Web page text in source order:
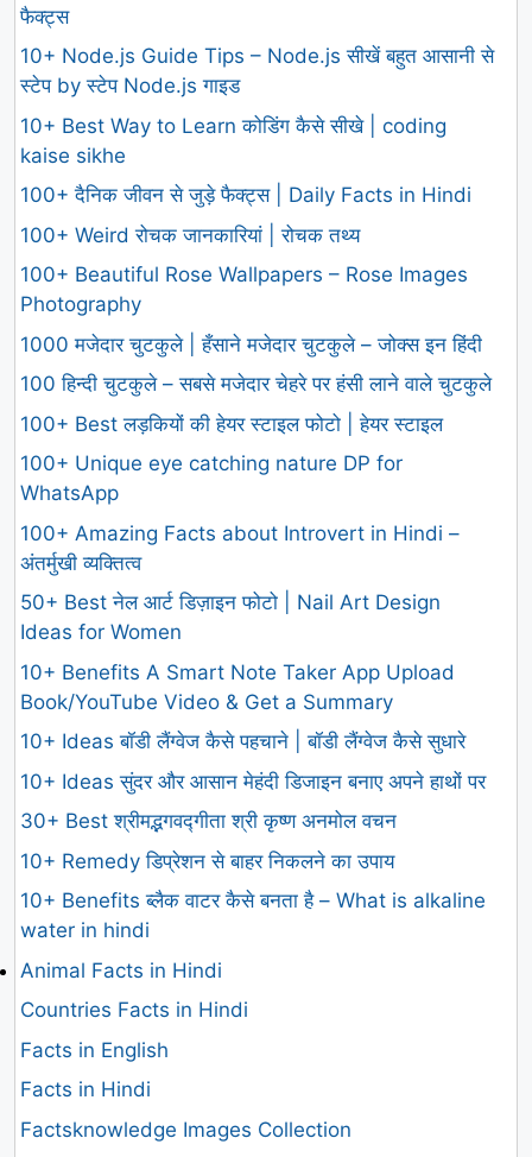
फैक्ट्स
10+ Node.js Guide Tips – Node.js सीखें बहुत आसानी से
स्टेप by स्टेप Node.js गाइड
10+ Best Way to Learn कोडिंग कैसे सीखे | coding
kaise sikhe
100+ दैनिक जीवन से जुड़े फैक्ट्स | Daily Facts in Hindi
100+ Weird रोचक जानकारियां | रोचक तथ्य
100+ Beautiful Rose Wallpapers – Rose Images
Photography
1000 मजेदार चुटकुले | हँसाने मजेदार चुटकुले – जोक्स इन हिंदी
100 हिन्दी चुटकुले – सबसे मजेदार चेहरे पर हंसी लाने वाले चुटकुले
100+ Best लड़कियों की हेयर स्टाइल फोटो | हेयर स्टाइल
100+ Unique eye catching nature DP for
WhatsApp
100+ Amazing Facts about Introvert in Hindi –
अंतर्मुखी व्यक्तित्व
50+ Best नेल आर्ट डिज़ाइन फोटो | Nail Art Design
Ideas for Women
10+ Benefits A Smart Note Taker App Upload
Book/YouTube Video & Get a Summary
10+ Ideas बॉडी लैंग्वेज कैसे पहचाने | बॉडी लैंग्वेज कैसे सुधारे
10+ Ideas सुंदर और आसान मेहंदी डिजाइन बनाए अपने हाथों पर
30+ Best श्रीमद्भगवद्गीता श्री कृष्ण अनमोल वचन
10+ Remedy डिप्रेशन से बाहर निकलने का उपाय
10+ Benefits ब्लैक वाटर कैसे बनता है – What is alkaline
water in hindi
Animal Facts in Hindi
Countries Facts in Hindi
Facts in English
Facts in Hindi
Factsknowledge Images Collection